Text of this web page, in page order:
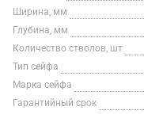
Ширина, мм
Глубина, мм
Количество стволов, шт
Тип сейфа
Марка сейфа
Гарантийный срок